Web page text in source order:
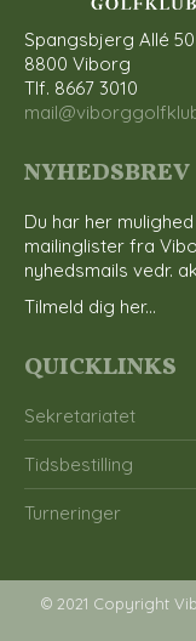
Spangsbjerg Allé 50
8800 Viborg
Tlf. 8667 3010
NYHEDSBREV
Du har her
mailinglister fra
nyhedsmails vedr.
Tilmeld dig her...
QUICKLINKS
Sekretariatet
Tidsbestilling
Turneringer
© 2021 Copyright